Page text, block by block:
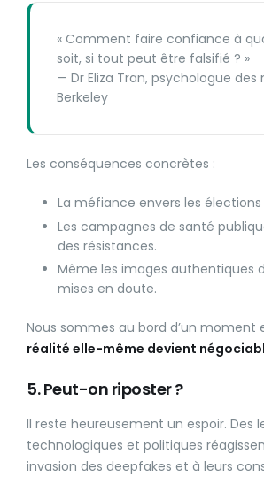
« Comment faire confiance à
soit, si tout peut être falsifié ? »
— Dr Eliza Tran, psychologue des
Berkeley
Les conséquences concrètes :
La méfiance envers les
Les campagnes de santé
des résistances.
Même les images authentiques
mises en doute.
Nous sommes au bord d’un moment
réalité elle-même devient
5. Peut-on riposter ?
Il reste heureusement un espoir. Des
technologiques et politiques
invasion des deepfakes et à leurs